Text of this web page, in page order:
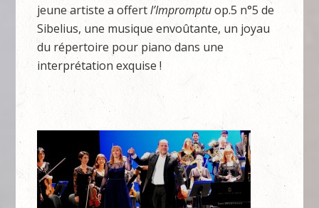
jeune artiste a offertl’Impromptuop.5 n°5 de
Sibelius, une musique envoûtante, un joyau
du répertoire pour piano dans une
interprétation exquise !